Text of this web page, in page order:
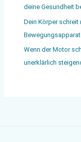
deine Gesundheit
Dein Körper
Wenn der Motor
unerklärlich